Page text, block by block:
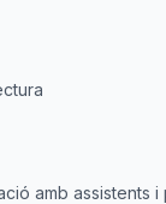
amb assistents i